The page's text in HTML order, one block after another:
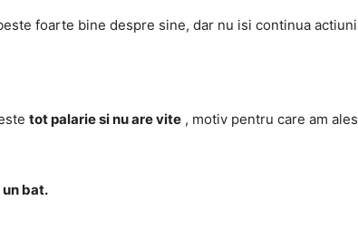
foarte bine despre sine, dar nu isi continua
tot palarie si nu are vite , motiv pentru care am
bat.